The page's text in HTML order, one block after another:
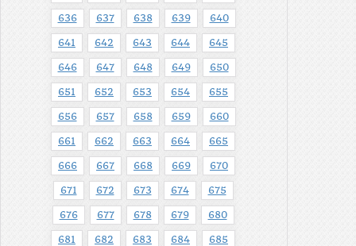
636 637 638 639 640
641 642 643 644 645
646 647 648 649 650
651 652 653 654 655
656 657 658 659 660
661 662 663 664 665
666 667 668 669 670
671 672 673 674 675
676 677 678 679 680
681 682 683 684 685